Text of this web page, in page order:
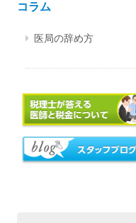
コラム
医局の辞め方